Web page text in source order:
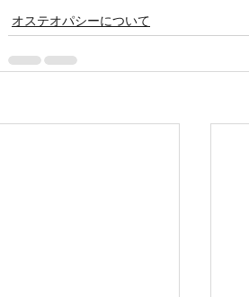
オステオパシーについて